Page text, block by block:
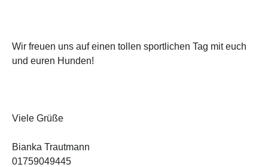
Wir freuen uns auf einen tollen sportlichen Tag mit euch
und euren Hunden!
Viele Grüße
Bianka Trautmann
01759049445